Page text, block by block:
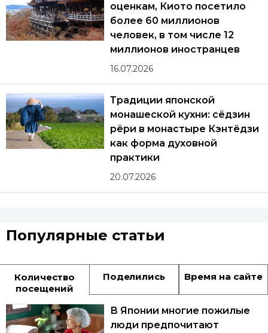
оценкам, Киото посетило
более 60 миллионов
человек, в том числе 12
миллионов иностранцев
16.07.2026
Традиции японской
монашеской кухни: сёдзин
рёри в монастыре Кэнтёдзи
как форма духовной
практики
20.07.2026
Популярные статьи
Количество
посещений
Поделились Время на сайте
В Японии многие пожилые
люди предпочитают